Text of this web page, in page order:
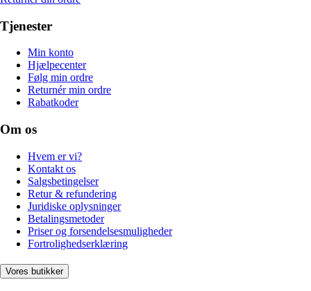
Tjenester
Min konto
Hjælpecenter
Følg min ordre
Returnér min ordre
Rabatkoder
Om os
Hvem er vi?
Kontakt os
Salgsbetingelser
Retur & refundering
Juridiske oplysninger
Betalingsmetoder
Priser og forsendelsesmuligheder
Fortrolighedserklæring
Vores butikker